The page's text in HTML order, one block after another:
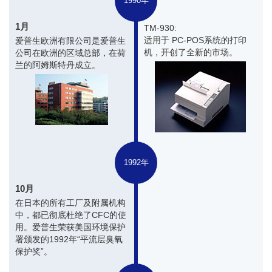
1月
爱普生欧洲有限公司是爱普生
公司在欧洲的区域总部，在荷
兰的阿姆斯特丹成立。
TM-930:
适用于 PC-POS系统的打印
机，开创了全新的市场。
1992年
10月
在日本的所有工厂及附属机构
中，都已彻底杜绝了CFC的使
用。爱普生荣获美国环境保护
署颁发的1992年“平流层臭氧
保护奖”。